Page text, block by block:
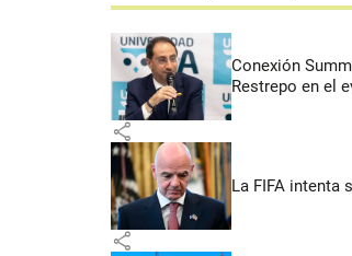
Conexión
Restrepo en el
share
La FIFA intenta
share